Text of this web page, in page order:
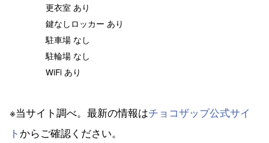
更衣室 あり
鍵なしロッカー あり
駐車場 なし
駐輪場 なし
WiFi あり
※当サイト調べ。最新の情報はチョコザップ公式サイ
ト からご確認ください。